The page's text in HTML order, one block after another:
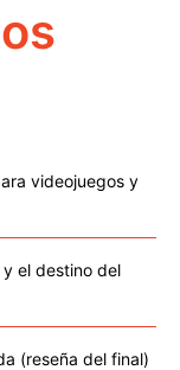
videojuegos y
y el destino del
(reseña del final)